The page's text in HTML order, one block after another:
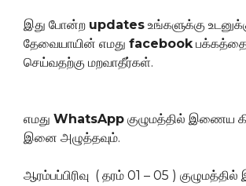
இது போன்ற updates உங்களுக்கு
தேவையாயின் எமது facebook
செய்வதற்கு மறவாதீர்கள்.
எமது WhatsApp குழுமத்தில் இணைய
இனை அழுத்தவும்.
ஆரம்பப்பிரிவு ( தரம் 01 – 05 )